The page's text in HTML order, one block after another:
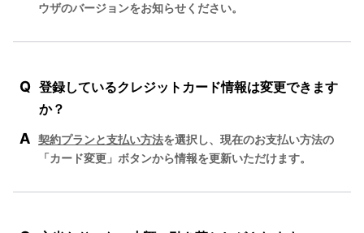
ウザのバージョンをお知らせください。
Q 登録しているクレジットカード情報は変更できます
か？
A 契約プランと支払い方法を選択し、現在のお支払い方法の
「カード変更」ボタンから情報を更新いただけます。